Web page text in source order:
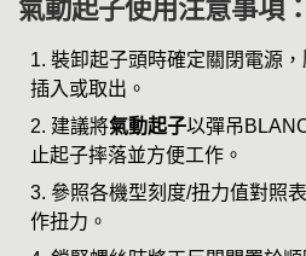
氣動起子使用注意事項：
裝卸起子頭時確定關閉電源
插入或取出。
建議將氣動起子以彈吊
止起子摔落並方便工作。
參照各機型刻度/扭力值對照
作扭力。